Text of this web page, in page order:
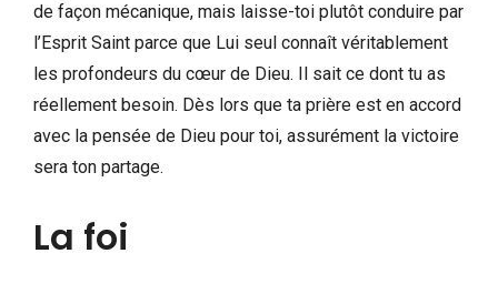
de façon mécanique, mais laisse-toi plutôt conduire par
l’Esprit Saint parce que Lui seul connaît véritablement
les profondeurs du cœur de Dieu. Il sait ce dont tu as
réellement besoin. Dès lors que ta prière est en accord
avec la pensée de Dieu pour toi, assurément la victoire
sera ton partage.
La foi